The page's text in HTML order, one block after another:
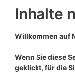
Inhalte
Willkommen auf
Wenn Sie diese
geklickt, für die